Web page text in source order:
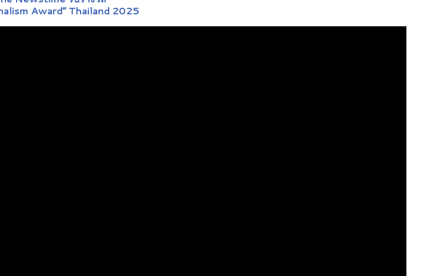
Award” Thailand 2025